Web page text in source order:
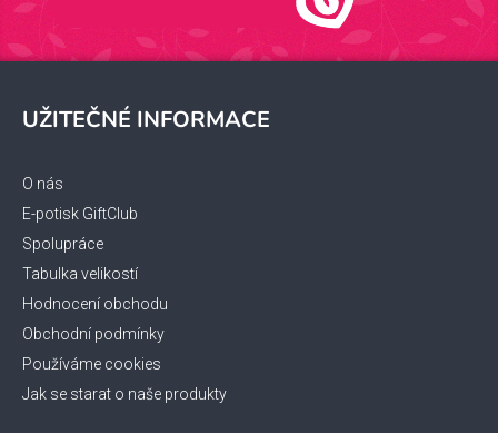
UŽITEČNÉ INFORMACE
O nás
E-potisk GiftClub
Spolupráce
Tabulka velikostí
Hodnocení obchodu
Obchodní podmínky
Používáme cookies
Jak se starat o naše produkty